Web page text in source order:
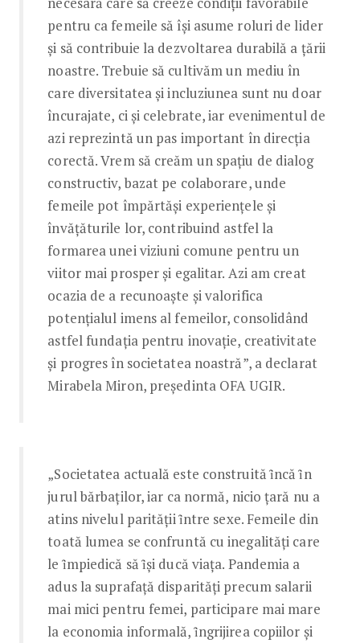
pentru ca femeile să își asume roluri de lider
și să contribuie la dezvoltarea durabilă a țării
noastre. Trebuie să cultivăm un mediu în
care diversitatea și incluziunea sunt nu doar
încurajate, ci și celebrate, iar evenimentul de
azi reprezintă un pas important în direcția
corectă. Vrem să creăm un spațiu de dialog
constructiv, bazat pe colaborare, unde
femeile pot împărtăși experiențele și
învățăturile lor, contribuind astfel la
formarea unei viziuni comune pentru un
viitor mai prosper și egalitar. Azi am creat
ocazia de a recunoaște și valorifica
potențialul imens al femeilor, consolidând
astfel fundația pentru inovație, creativitate
și progres în societatea noastră”, a declarat
Mirabela Miron, președinta OFA UGIR.
„Societatea actuală este construită ȋncă ȋn
jurul bărbaților, iar ca normă, nicio țară nu a
atins nivelul parității ȋntre sexe. Femeile din
toată lumea se confruntă cu inegalități care
le ȋmpiedică să ȋși ducă viața. Pandemia a
adus la suprafață disparități precum salarii
mai mici pentru femei, participare mai mare
la economia informală, ȋngrijirea copiilor și